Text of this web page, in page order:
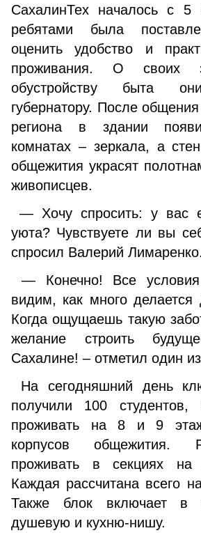
СахалинТех началось с 5
ребятами была
оценить удобство и
проживания. О своих
обустройству быта
губернатору. После
региона в здании
комнатах – зеркала, а
общежития украсят
живописцев.
— Хочу спросить: у вас
уюта? Чувствуете ли вы
спросил Валерий Лимаренко.
— Конечно! Все
видим, как много
Когда ощущаешь такую
желание строить
Сахалине! – отметил один
На сегодняшний день
получили 100 студентов,
проживать на 8 и 9
корпусов общежития.
проживать в секциях на
Каждая рассчитана всего
Также блок включает в
душевую и кухню-нишу.